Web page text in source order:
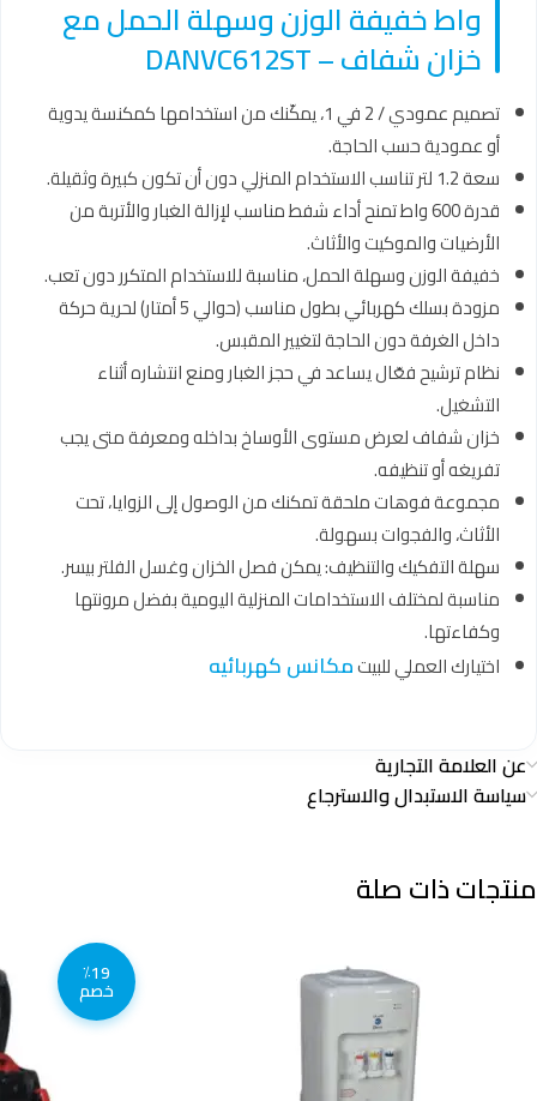
واط خفيفة الوزن وسهلة الحمل مع
خزان شفاف – DANVC612ST
تصميم عمودي / 2 في 1، يمكّنك من استخدامها كمكنسة يدوية
أو عمودية حسب الحاجة.
سعة 1.2 لتر تناسب الاستخدام المنزلي دون أن تكون كبيرة وثقيلة.
قدرة 600 واط تمنح أداء شفط مناسب لإزالة الغبار والأتربة من
الأرضيات والموكيت والأثاث.
خفيفة الوزن وسهلة الحمل، مناسبة للاستخدام المتكرر دون تعب.
مزودة بسلك كهربائي بطول مناسب (حوالي 5 أمتار) لحرية حركة
داخل الغرفة دون الحاجة لتغيير المقبس.
نظام ترشيح فعّال يساعد في حجز الغبار ومنع انتشاره أثناء
التشغيل.
خزان شفاف لعرض مستوى الأوساخ بداخله ومعرفة متى يجب
تفريغه أو تنظيفه.
مجموعة فوهات ملحقة تمكنك من الوصول إلى الزوايا، تحت
الأثاث، والفجوات بسهولة.
سهلة التفكيك والتنظيف: يمكن فصل الخزان وغسل الفلتر بيسر.
مناسبة لمختلف الاستخدامات المنزلية اليومية بفضل مرونتها
وكفاءتها.
اختيارك العملي للبيتمكانس كهربائيه
عن العلامة التجارية
سياسة الاستبدال والاسترجاع
منتجات ذات صلة
٪19
خصم